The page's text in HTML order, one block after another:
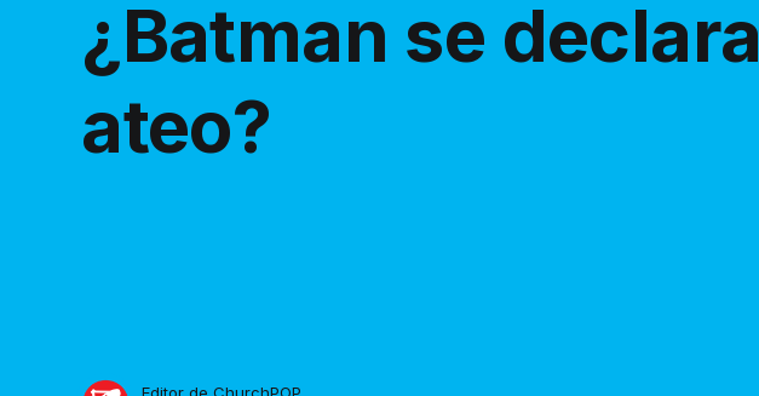
¿Batman se declara
ateo?
Editor de ChurchPOP